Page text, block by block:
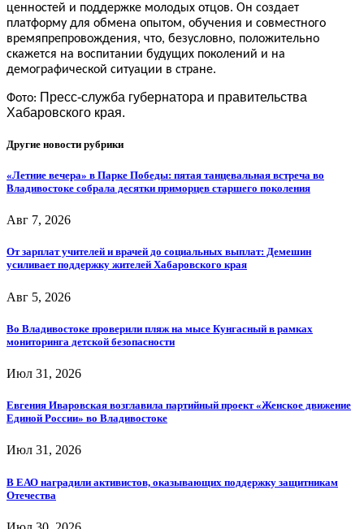
ценностей и поддержке молодых отцов. Он создает
платформу для обмена опытом, обучения и совместного
времяпрепровождения, что, безусловно, положительно
скажется на воспитании будущих поколений и на
демографической ситуации в стране.
Фото: Пресс-служба губернатора и правительства
Хабаровского края.
Другие новости рубрики
«Летние вечера» в Парке Победы: пятая танцевальная встреча во
Владивостоке собрала десятки приморцев старшего поколения
Авг 7, 2026
От зарплат учителей и врачей до социальных выплат: Демешин
усиливает поддержку жителей Хабаровского края
Авг 5, 2026
Во Владивостоке проверили пляж на мысе Кунгасный в рамках
мониторинга детской безопасности
Июл 31, 2026
Евгения Иваровская возглавила партийный проект «Женское движение
Единой России» во Владивостоке
Июл 31, 2026
В ЕАО наградили активистов, оказывающих поддержку защитникам
Отечества